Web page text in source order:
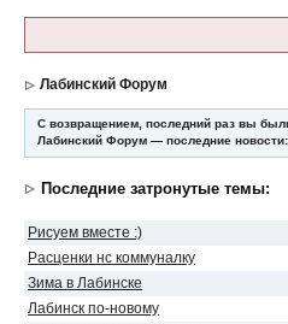
Лабинский Форум
С возвращением, последний раз вы
Лабинский Форум — последние
Последние затронутые темы:
Рисуем вместе :)
Расценки нс коммуналку
Зима в Лабинске
Лабинск по-новому